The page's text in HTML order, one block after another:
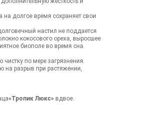
на долгое время сохраняет свои
настил не поддается
кокосового ореха, выросшее
биополе во время сна.
по мере загрязнения.
на разрыв при растяжении,
«Тропик Люкс» вдвое.